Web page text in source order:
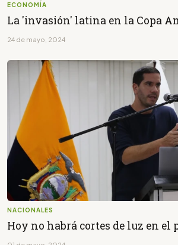
ECONOMÍA
La 'invasión' latina en la Copa
24 de mayo, 2024
NACIONALES
Hoy no habrá cortes de luz en el